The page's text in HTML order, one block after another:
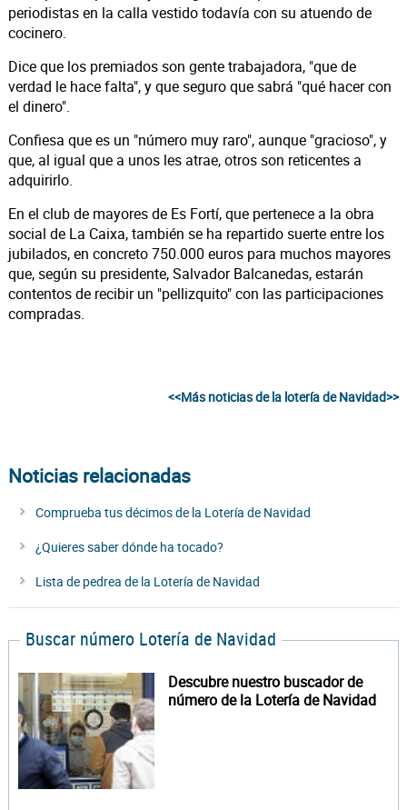
periodistas en la calla vestido todavía con su atuendo de
cocinero.
Dice que los premiados son gente trabajadora, "que de
verdad le hace falta", y que seguro que sabrá "qué hacer con
el dinero".
Confiesa que es un "número muy raro", aunque "gracioso", y
que, al igual que a unos les atrae, otros son reticentes a
adquirirlo.
En el club de mayores de Es Fortí, que pertenece a la obra
social de La Caixa, también se ha repartido suerte entre los
jubilados, en concreto 750.000 euros para muchos mayores
que, según su presidente, Salvador Balcanedas, estarán
contentos de recibir un "pellizquito" con las participaciones
compradas.
<<Más noticias de la lotería de Navidad>>
Noticias relacionadas
Comprueba tus décimos de la Lotería de Navidad
¿Quieres saber dónde ha tocado?
Lista de pedrea de la Lotería de Navidad
Buscar número Lotería de Navidad
Descubre nuestro buscador de
número de la Lotería de Navidad